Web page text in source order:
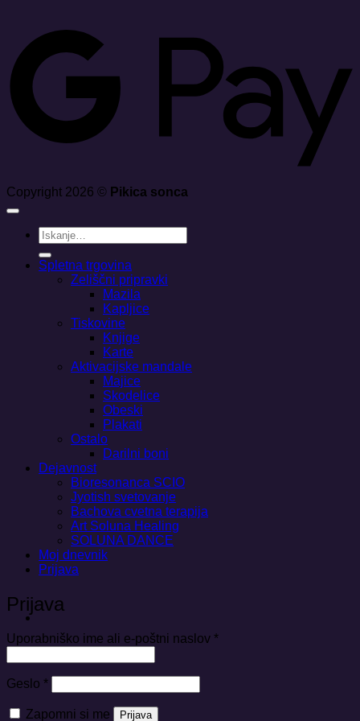
Copyright 2026 © Pikica sonca
Išči:
Spletna trgovina
Zeliščni pripravki
Mazila
Kapljice
Tiskovine
Knjige
Karte
Aktivacijske mandale
Majice
Skodelice
Obeski
Plakati
Ostalo
Darilni boni
Dejavnost
Bioresonanca SCIO
Jyotish svetovanje
Bachova cvetna terapija
Art Soluna Healing
SOLUNA DANCE
Moj dnevnik
Prijava
Prijava
Uporabniško ime ali e-poštni naslov *Zahtevano
Geslo *Zahtevano
Zapomni si me Prijava